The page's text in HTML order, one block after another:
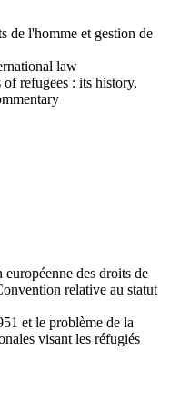
de l'homme et gestion de
law
refugees : its history,
des droits de
relative au statut
et le problème de la
visant les réfugiés